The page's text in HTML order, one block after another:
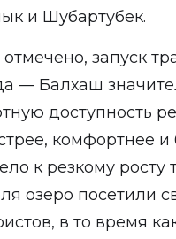
и Шубартубек.
запуск
— Балхаш
доступность
комфортнее и
к резкому росту
озеро посетили
в то время